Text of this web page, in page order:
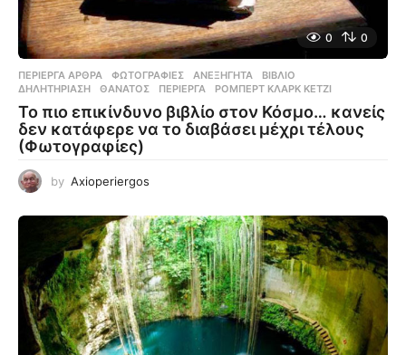
0 0
ΠΕΡΊΕΡΓΑ ΆΡΘΡΑ ,ΦΩΤΟΓΡΑΦΊΕΣ ΑΝΕΞΉΓΗΤΑ ,ΒΙΒΛΊΟ
ΔΗΛΗΤΗΡΊΑΣΗ
,ΘΆΝΑΤΟΣ ,ΠΕΡΊΕΡΓΑ ,ΡΌΜΠΕΡΤ ΚΛΑΡΚ ΚΈΤΖΙ
Το πιο επικίνδυνο βιβλίο στον Κόσμο… κανείς
δεν κατάφερε να το διαβάσει μέχρι τέλους
(Φωτογραφίες)
by Axioperiergos